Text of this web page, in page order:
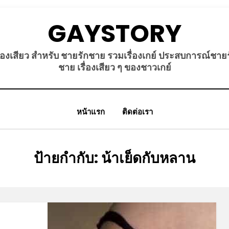
GAYSTORY
งเสียว สำหรับ ชายรักชาย รวมเรื่องเกย์ ประสบการณ์ชา
ชาย เรื่องเสียว ๆ ของชาวเกย์
หน้าแรก ติดต่อเรา
ป้ายกำกับ: น้าเย็ดกับหลาน